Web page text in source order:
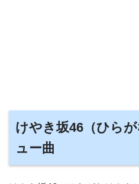
けやき坂46（ひら
ュー曲